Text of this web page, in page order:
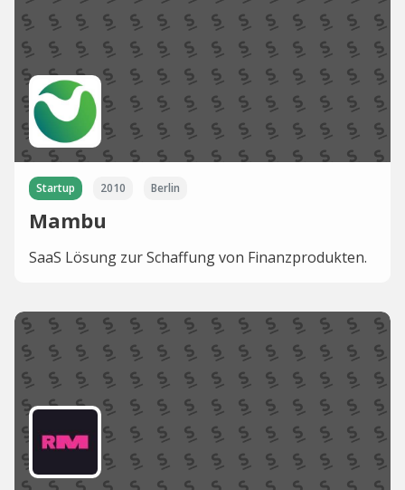
Startup 2010 Berlin
Mambu
SaaS Lösung zur Schaffung von Finanzprodukten.